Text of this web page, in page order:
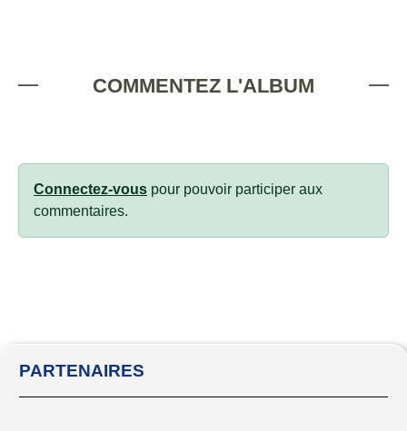
COMMENTEZ L'ALBUM
Connectez-vous pour pouvoir participer aux
commentaires.
PARTENAIRES